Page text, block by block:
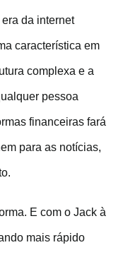
da internet
característica em
complexa e a
pessoa
financeiras fará
para as notícias,
E com o Jack à
mais rápido